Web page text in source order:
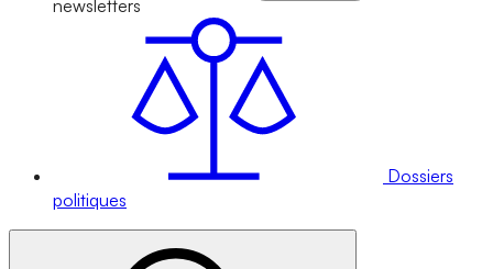
newsletters
Dossiers
politiques